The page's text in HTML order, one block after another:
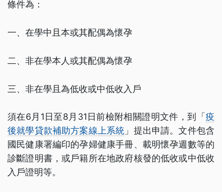
條件為：
一、在學中且本或其配偶為懷孕
二、非在學本人或其配偶為懷孕
三、非在學且為低收或中低收入戶
須在6月1日至8月31日前檢附相關證明文件，到「 疫
後就學貸款補助方案線上系統 」提出申請。文件包含
國民健康署編印的孕婦健康手冊、載明懷孕週數等的
診斷證明書，或戶籍所在地政府核發的低收或中低收
入戶證明等。